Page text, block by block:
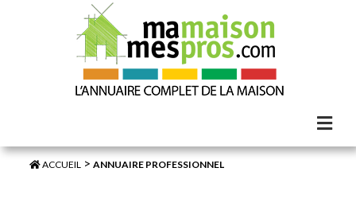
ACCUEIL >ANNUAIRE PROFESSIONNEL